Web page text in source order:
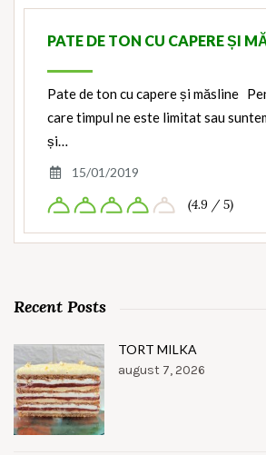
PATE DE TON CU CAPERE ȘI
Pate de ton cu capere și măsline
care timpul ne este limitat sau
și…
15/01/2019
(4.9 / 5)
Recent Posts
TORT MILKA
august 7, 2026